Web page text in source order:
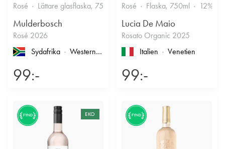
Rosé Lättare glasflaska, 750ml 12.5% Fruktigt & Smakrikt
Mulderbosch
Rosé 2026
Sydafrika
Western Cape , Coastal Region
99:-
Rosé Flaska, 750ml 12%
Lucia De Maio
Rosato Organic 2025
Italien
Venetien
99:-
FYND EKO FYND